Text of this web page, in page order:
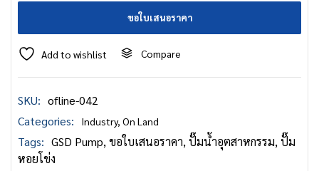
ขอใบเสนอราคา
Add to wishlist Compare
SKU: ofline-042
Categories:
Industry, On Land
Tags: GSD Pump,ขอใบเสนอราคา,ปั๊มน้ำอุตสาหกรรม,ปั๊ม
หอยโข่ง